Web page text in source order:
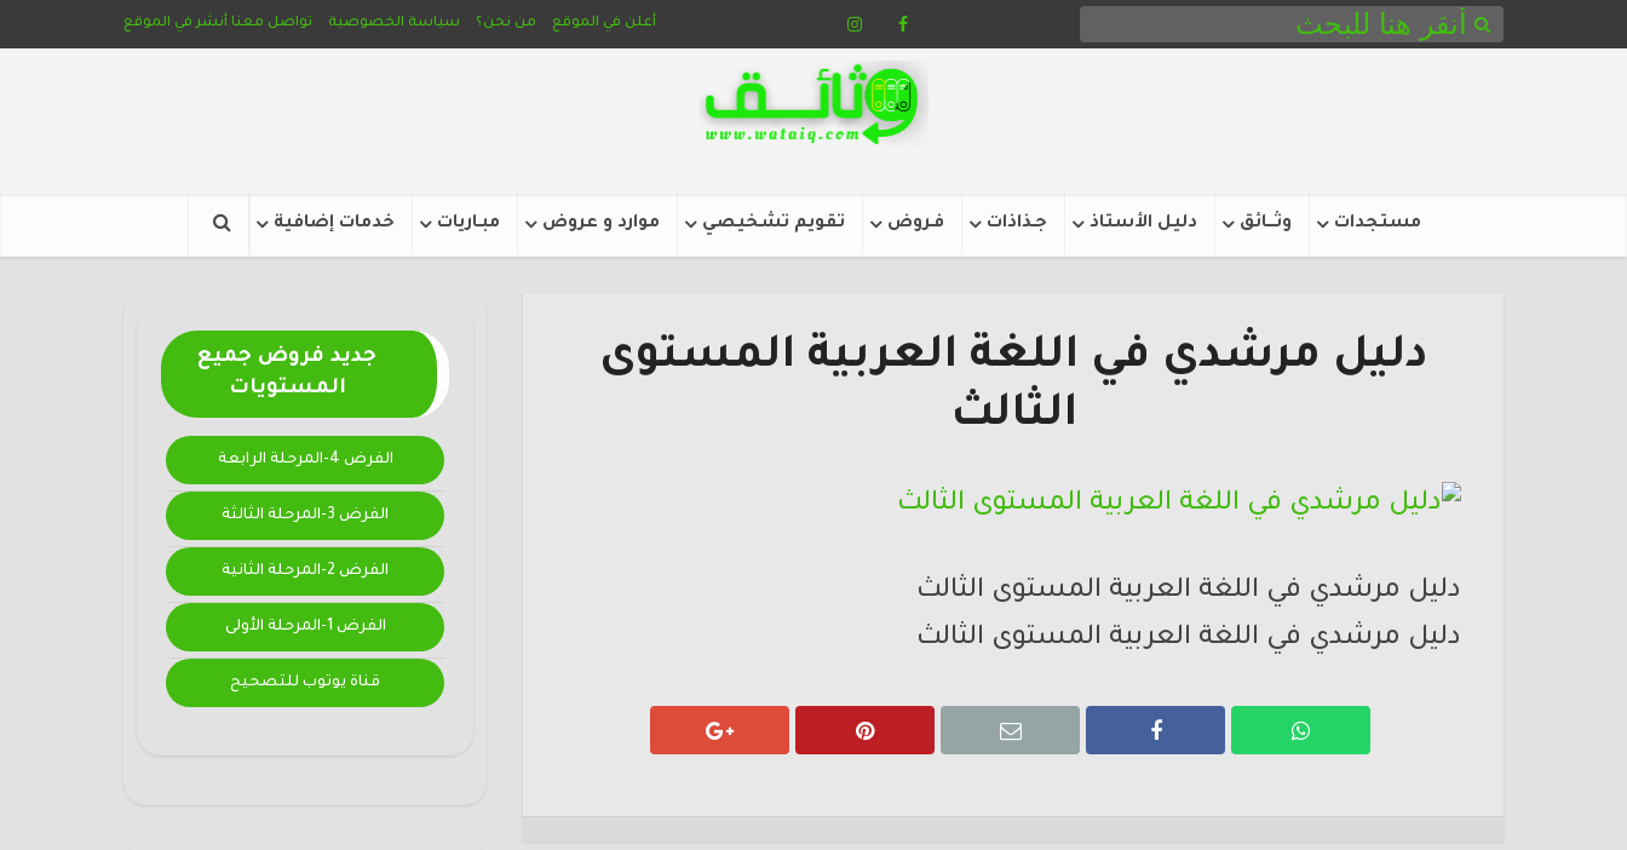
أعلن في الموقع من نحن؟ سياسة الخصوصية تواصل معنا أنشر في الموقع
مستجدات وثـــائق دليل الأستاذ جـذاذات فـروض تقويم تشخيصي موارد و عروض مبـاريات خدمات إضافية
جديد فروض جميع
المستويات
الفرض 4-المرحلة الرابعة
الفرض 3-المرحلة الثالثة
الفرض 2-المرحلة الثانية
الفرض 1-المرحلة الأولى
قناة يوتوب للتصحيح
دليل مرشدي في اللغة العربية المستوى
الثالث
دليل مرشدي في اللغة العربية المستوى الثالث
دليل مرشدي في اللغة العربية المستوى الثالث